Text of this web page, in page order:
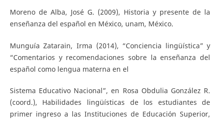
Moreno de Alba, José G. (2009), Historia y presente de la
enseñanza del español en México, unam, México.
Munguía Zatarain, Irma (2014), “Conciencia lingüística” y
“Comentarios y recomendaciones sobre la enseñanza del
español como lengua materna en el
Sistema Educativo Nacional”, en Rosa Obdulia González R.
(coord.), Habilidades lingüísticas de los estudiantes de
primer ingreso a las Instituciones de Educación Superior,